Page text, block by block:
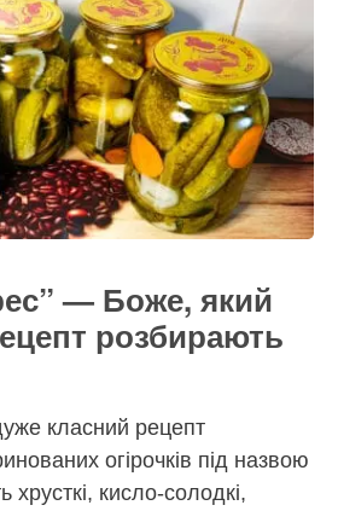
— Боже, який
розбирають
класний рецепт
огірочків під назвою
кисло-солодкі,